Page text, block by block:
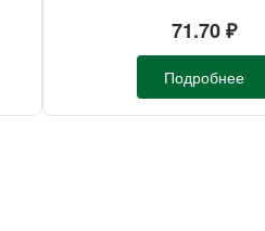
71.70 ₽
Подробнее